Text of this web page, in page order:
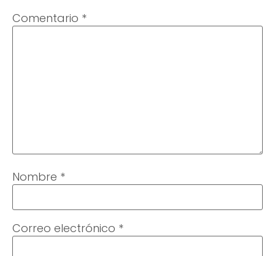
Comentario *
Nombre *
Correo electrónico *